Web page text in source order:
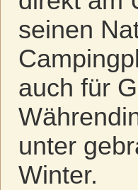
seinen
auch für
unter
Winter.